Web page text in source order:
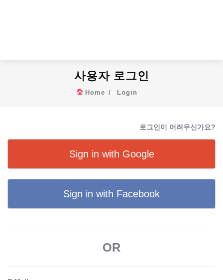
사용자 로그인
Home Login
로그인이 어려우신가요?
Sign in with Google
Sign in with Facebook
OR